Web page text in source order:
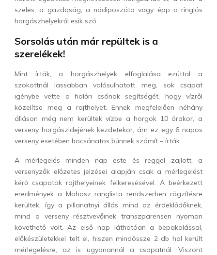
szeles, a gazdaság, a nádiposzáta vagy épp a ringlós
horgászhelyekről esik szó.
Sorsolás után már repültek is a
szerelékek!
Mint írták, a horgászhelyek elfoglalása ezúttal a
szokottnál lassabban valósulhatott meg, sok csapat
igénybe vette a halőri csónak segítségét, hogy vízről
közelítse meg a rajthelyet. Ennek megfelelően néhány
álláson még nem kerültek vízbe a horgok 10 órakor, a
verseny horgászidejének kezdetekor, ám ez egy 6 napos
verseny esetében bocsánatos bűnnek számít – írták.
A mérlegelés minden nap este és reggel zajlott, a
versenyzők előzetes jelzései alapján csak a mérlegelést
kérő csapatok rajthelyeinek felkeresésével. A beérkezett
eredmények a Mohosz ranglista rendszerben rögzítésre
kerültek, így a pillanatnyi állás mind az érdeklődőknek,
mind a verseny résztvevőinek transzparensen nyomon
követhető volt. Az első nap láthatóan a bepakolással,
előkészületekkel telt el, hiszen mindössze 2 db hal került
mérlegelésre, az is ugyanannál a csapatnál. Viszont